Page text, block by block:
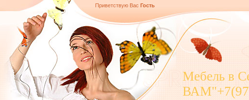
Приветствую Вас Гость
Мебель в